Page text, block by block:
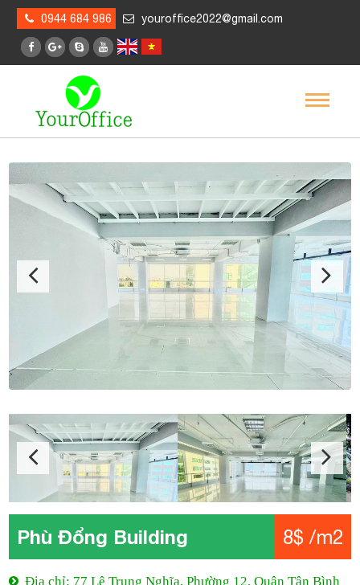
0944 684 986 youroffice2022@gmail.com
Phù Đổng Building 8$ /m2